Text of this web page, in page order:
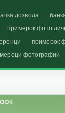
дозвола
примерок фото
примерок
фотографии